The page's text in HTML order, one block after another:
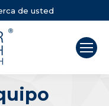
de usted